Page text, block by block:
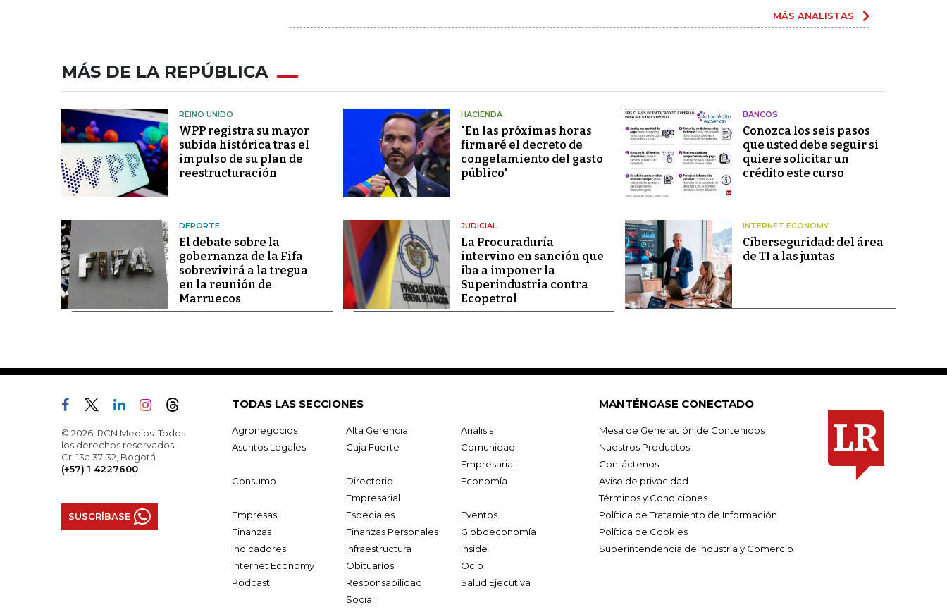
MÁS ANALISTAS
MÁS DE LA REPÚBLICA
REINO UNIDO
WPP registra su mayor
subida histórica tras el
impulso de su plan de
reestructuración
HACIENDA
"En las próximas horas
firmaré el decreto de
congelamiento del gasto
público"
BANCOS
Conozca los seis pasos
que usted debe seguir si
quiere solicitar un
crédito este curso
DEPORTE
El debate sobre la
gobernanza de la Fifa
sobrevivirá a la tregua
en la reunión de
Marruecos
JUDICIAL
La Procuraduría
intervino en sanción que
iba a imponer la
Superindustria contra
Ecopetrol
INTERNET ECONOMY
Ciberseguridad: del área
de TI a las juntas
© 2026, RCN Medios. Todos
los derechos reservados.
Cr. 13a 37-32, Bogotá
(+57) 1 4227600
SUSCRÍBASE
TODAS LAS SECCIONES
Agronegocios Alta Gerencia
Análisis
Asuntos Legales
Caja Fuerte
Comunidad
Empresarial
Consumo
Directorio
Empresarial
Economía
Empresas Especiales
Eventos
Finanzas
Finanzas Personales
Globoeconomía
Indicadores
Infraestructura
Inside
Internet Economy
Obituarios
Ocio
Podcast
Responsabilidad
Social
Salud Ejecutiva
MANTÉNGASE CONECTADO
Mesa de Generación de Contenidos
Nuestros Productos
Contáctenos
Aviso de privacidad
Términos y Condiciones
Política de Tratamiento de Información
Política de Cookies
Superintendencia de Industria y Comercio